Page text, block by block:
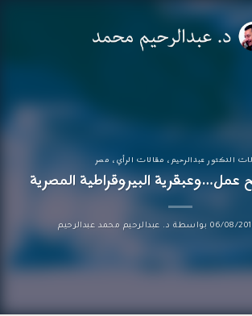
الدكتور عبدالرحيم، مقالات الرأي، مصر
البيروقراطية المصرية
06/08/ بواسطة د. عبدالرحيم محمد عبدالرحيم